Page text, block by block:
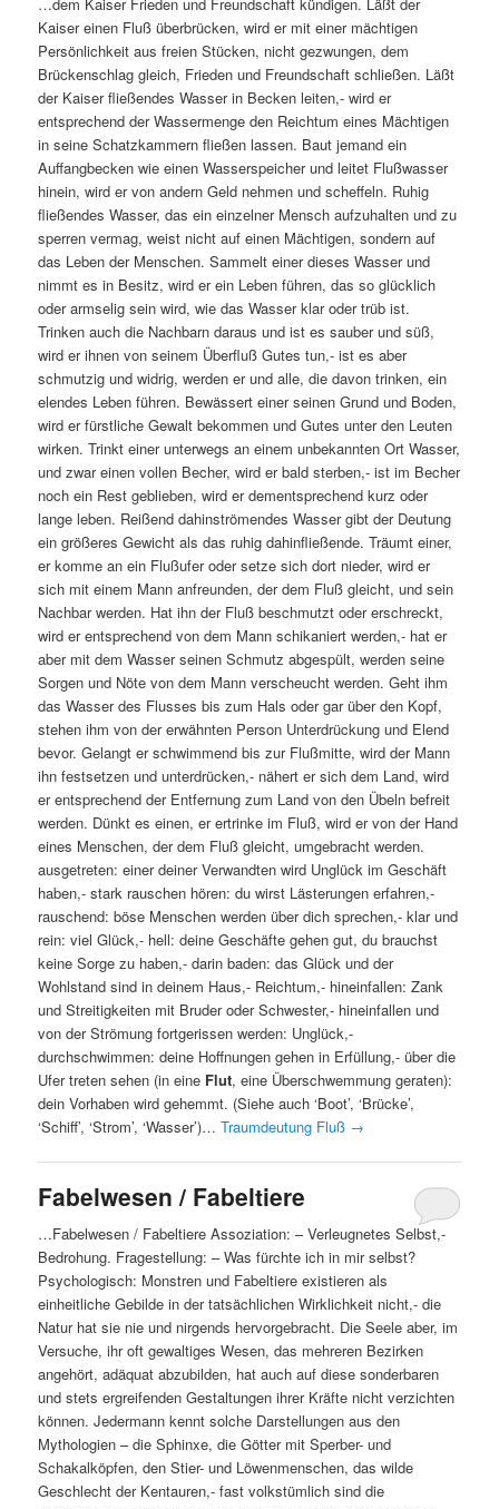
Kaiser einen Fluß überbrücken, wird er mit einer mächtigen
Persönlichkeit aus freien Stücken, nicht gezwungen, dem
Brückenschlag gleich, Frieden und Freundschaft schließen. Läßt
der Kaiser fließendes Wasser in Becken leiten,- wird er
entsprechend der Wassermenge den Reichtum eines Mächtigen
in seine Schatzkammern fließen lassen. Baut jemand ein
Auffangbecken wie einen Wasserspeicher und leitet Flußwasser
hinein, wird er von andern Geld nehmen und scheffeln. Ruhig
fließendes Wasser, das ein einzelner Mensch aufzuhalten und zu
sperren vermag, weist nicht auf einen Mächtigen, sondern auf
das Leben der Menschen. Sammelt einer dieses Wasser und
nimmt es in Besitz, wird er ein Leben führen, das so glücklich
oder armselig sein wird, wie das Wasser klar oder trüb ist.
Trinken auch die Nachbarn daraus und ist es sauber und süß,
wird er ihnen von seinem Überfluß Gutes tun,- ist es aber
schmutzig und widrig, werden er und alle, die davon trinken, ein
elendes Leben führen. Bewässert einer seinen Grund und Boden,
wird er fürstliche Gewalt bekommen und Gutes unter den Leuten
wirken. Trinkt einer unterwegs an einem unbekannten Ort Wasser,
und zwar einen vollen Becher, wird er bald sterben,- ist im Becher
noch ein Rest geblieben, wird er dementsprechend kurz oder
lange leben. Reißend dahinströmendes Wasser gibt der Deutung
ein größeres Gewicht als das ruhig dahinfließende. Träumt einer,
er komme an ein Flußufer oder setze sich dort nieder, wird er
sich mit einem Mann anfreunden, der dem Fluß gleicht, und sein
Nachbar werden. Hat ihn der Fluß beschmutzt oder erschreckt,
wird er entsprechend von dem Mann schikaniert werden,- hat er
aber mit dem Wasser seinen Schmutz abgespült, werden seine
Sorgen und Nöte von dem Mann verscheucht werden. Geht ihm
das Wasser des Flusses bis zum Hals oder gar über den Kopf,
stehen ihm von der erwähnten Person Unterdrückung und Elend
bevor. Gelangt er schwimmend bis zur Flußmitte, wird der Mann
ihn festsetzen und unterdrücken,- nähert er sich dem Land, wird
er entsprechend der Entfernung zum Land von den Übeln befreit
werden. Dünkt es einen, er ertrinke im Fluß, wird er von der Hand
eines Menschen, der dem Fluß gleicht, umgebracht werden.
ausgetreten: einer deiner Verwandten wird Unglück im Geschäft
haben,- stark rauschen hören: du wirst Lästerungen erfahren,-
rauschend: böse Menschen werden über dich sprechen,- klar und
rein: viel Glück,- hell: deine Geschäfte gehen gut, du brauchst
keine Sorge zu haben,- darin baden: das Glück und der
Wohlstand sind in deinem Haus,- Reichtum,- hineinfallen: Zank
und Streitigkeiten mit Bruder oder Schwester,- hineinfallen und
von der Strömung fortgerissen werden: Unglück,-
durchschwimmen: deine Hoffnungen gehen in Erfüllung,- über die
Ufer treten sehen (in eine Flut, eine Überschwemmung geraten):
dein Vorhaben wird gehemmt. (Siehe auch ‘Boot’, ‘Brücke’,
‘Schiff’, ‘Strom’, ‘Wasser’)…Traumdeutung Fluß →
Fabelwesen / Fabeltiere
…Fabelwesen / Fabeltiere Assoziation: – Verleugnetes Selbst,-
Bedrohung. Fragestellung: – Was fürchte ich in mir selbst?
Psychologisch: Monstren und Fabeltiere existieren als
einheitliche Gebilde in der tatsächlichen Wirklichkeit nicht,- die
Natur hat sie nie und nirgends hervorgebracht. Die Seele aber, im
Versuche, ihr oft gewaltiges Wesen, das mehreren Bezirken
angehört, adäquat abzubilden, hat auch auf diese sonderbaren
und stets ergreifenden Gestaltungen ihrer Kräfte nicht verzichten
können. Jedermann kennt solche Darstellungen aus den
Mythologien – die Sphinxe, die Götter mit Sperber- und
Schakalköpfen, den Stier- und Löwenmenschen, das wilde
Geschlecht der Kentauren,- fast volkstümlich sind die